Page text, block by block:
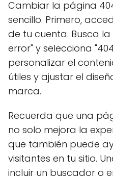
Cambiar la página
sencillo. Primero,
de tu cuenta. Busca
error" y selecciona
personalizar el
útiles y ajustar el
marca.
Recuerda que una
no solo mejora la
que también puede
visitantes en tu sitio.
incluir un buscador o